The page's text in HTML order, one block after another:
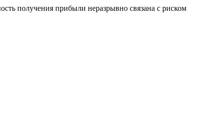
получения прибыли неразрывно связана с риском